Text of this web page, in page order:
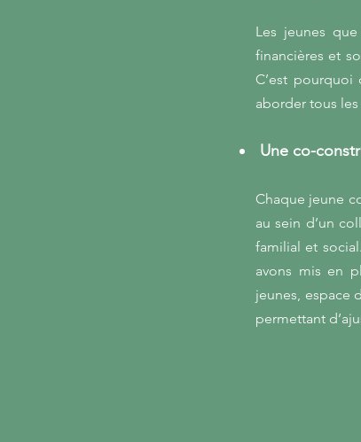
Les jeunes
financières et
C’est
aborder tous
Une co-
Chaque jeune
au sein d’un
familial et social.
avons mis en
jeunes, espace
permettant